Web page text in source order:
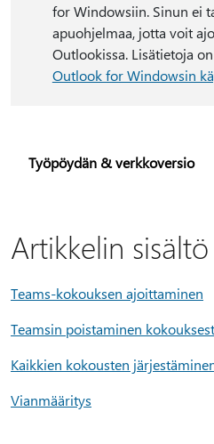
for Windowsiin. Sinun ei
apuohjelmaa, jotta voit
Outlookissa. Lisätietoja
Outlook for Windowsin
Työpöydän & verkkoversio
Artikkelin sisältö
Teams-kokouksen ajoittaminen
Teamsin poistaminen
Kaikkien kokousten
Vianmääritys